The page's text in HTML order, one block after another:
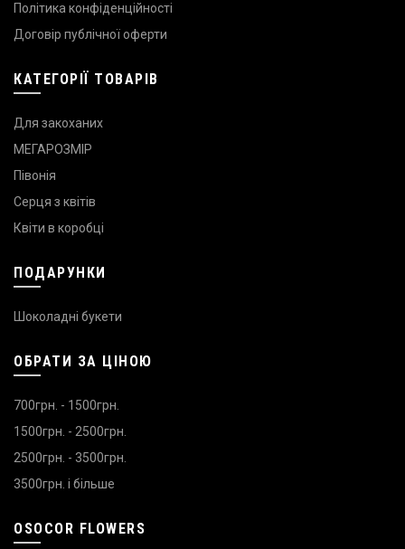
Політика конфіденційності
Договір публічної оферти
КАТЕГОРІЇ ТОВАРІВ
Для закоханих
МЕГАРОЗМІР
Півонія
Серця з квітів
Квіти в коробці
ПОДАРУНКИ
Шоколадні букети
ОБРАТИ ЗА ЦІНОЮ
700грн. - 1500грн.
1500грн. - 2500грн.
2500грн. - 3500грн.
3500грн. і більше
OSOCOR FLOWERS